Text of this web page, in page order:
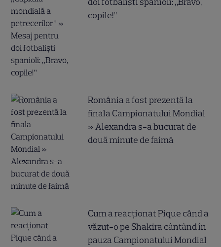
copile!”
România a fost prezentă la
finala Campionatului Mondial
» Alexandra s-a bucurat de
două minute de faimă
Cum a reacționat Pique când a
văzut-o pe Shakira cântând în
pauza Campionatului Mondial